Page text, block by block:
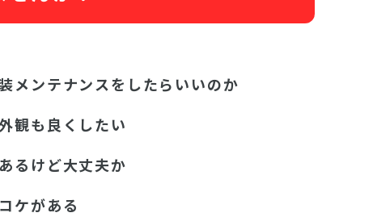
メンテナンスをしたらいいのか
観も良くしたい
るけど大丈夫か
ケがある